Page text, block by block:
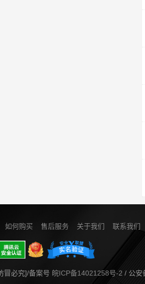
如何购买 售后服务 关于我们 联系我们
冒必究]/备案号 皖ICP备14021258号-2 / 公安